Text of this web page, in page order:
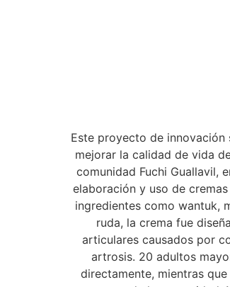
Este proyecto de
mejorar la calidad de vida
comunidad Fuchi Guallavil,
elaboración y uso de
ingredientes como wantuk,
ruda, la crema fue
articulares causados por
artrosis. 20 adultos
directamente, mientras